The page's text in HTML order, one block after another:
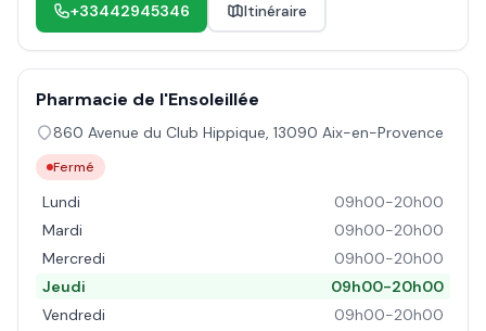
+33442945346 Itinéraire
Pharmacie de l'Ensoleillée
860 Avenue du Club Hippique, 13090 Aix-en-Provence
Fermé
Lundi
09h00-20h00
Mardi
09h00-20h00
Mercredi
09h00-20h00
Jeudi
09h00-20h00
Vendredi
09h00-20h00